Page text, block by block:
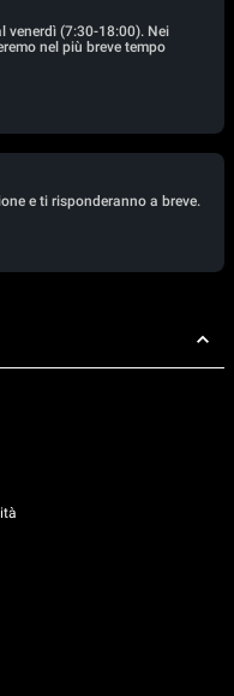
venerdì (7:30-18:00). Nei
nel più breve tempo
e ti risponderanno a breve.